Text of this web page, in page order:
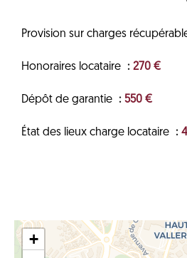
Provision sur charges
Honoraires locataire 270 €
Dépôt de garantie 550 €
État des lieux charge locataire
+